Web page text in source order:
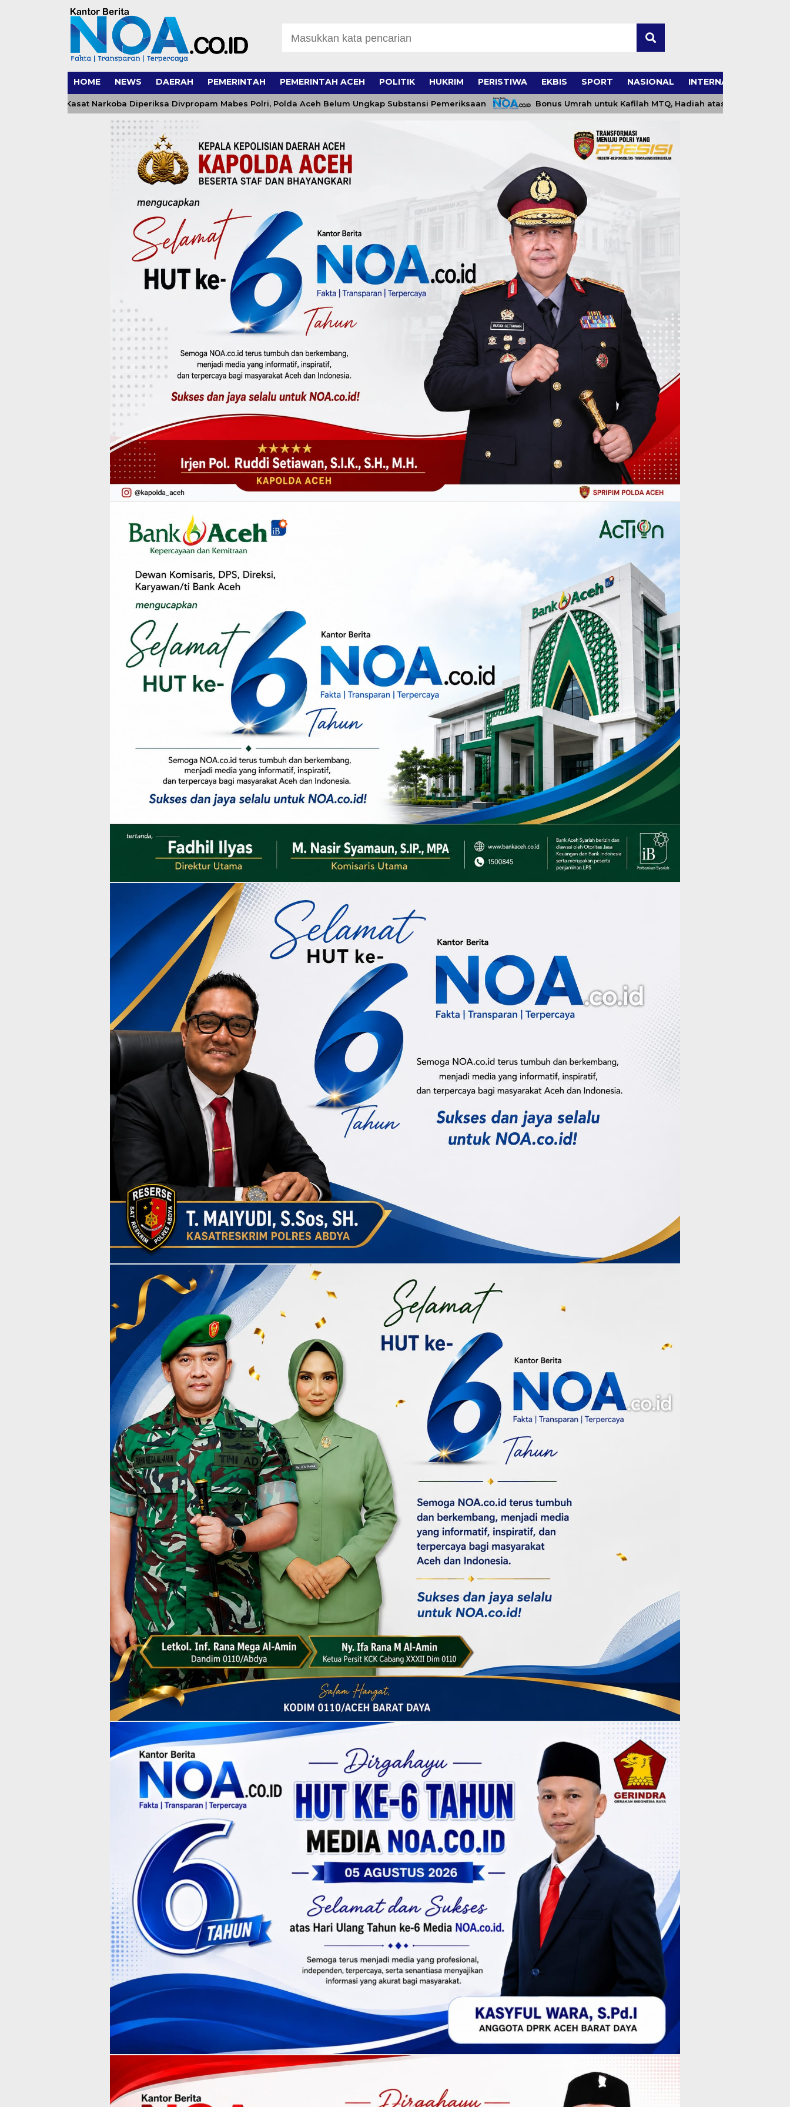
HOME NEWS DAERAH PEMERINTAH PEMERINTAH ACEH POLITIK HUKRIM PERISTIWA EKBIS SPORT NASIONAL INTERNASIONAL
Kasat Narkoba Diperiksa Divpropam Mabes Polri, Polda Aceh Belum Ungkap Substansi Pemeriksaan Bonus Umrah untuk Kafilah MTQ, Hadiah atas Prestasi atau Investasi